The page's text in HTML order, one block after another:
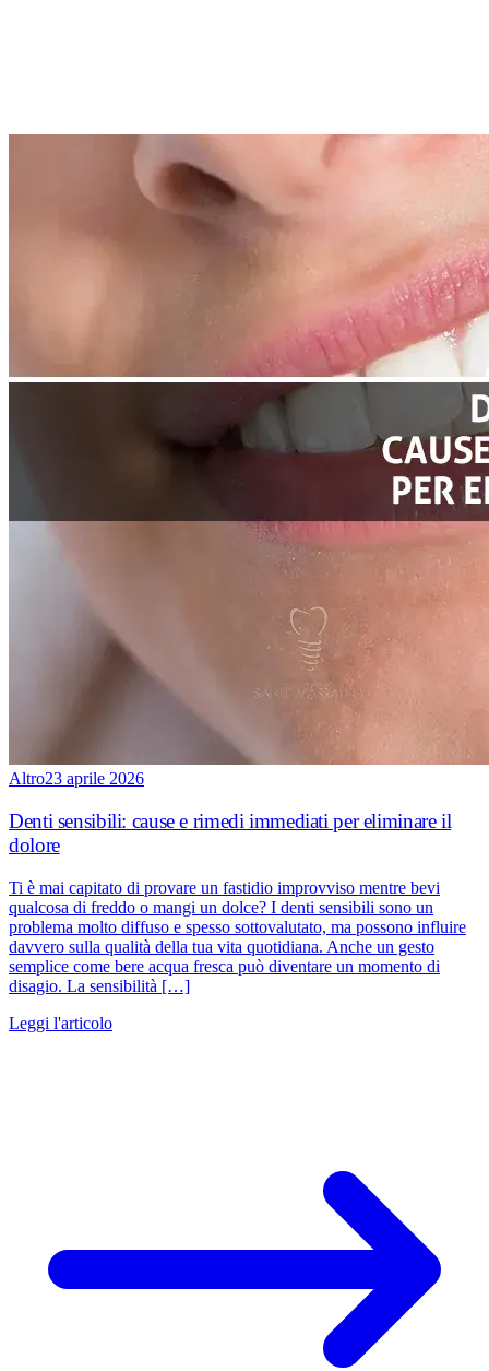
Altro23 aprile 2026
Denti sensibili: cause e rimedi immediati per eliminare il
dolore
Ti è mai capitato di provare un fastidio improvviso mentre bevi
qualcosa di freddo o mangi un dolce? I denti sensibili sono un
problema molto diffuso e spesso sottovalutato, ma possono influire
davvero sulla qualità della tua vita quotidiana. Anche un gesto
semplice come bere acqua fresca può diventare un momento di
disagio. La sensibilità […]
Leggi l'articolo